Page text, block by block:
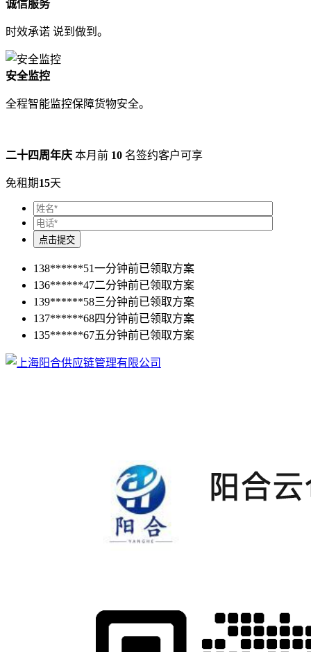
诚信服务
时效承诺 说到做到。
安全监控
全程智能监控保障货物安全。
二十四周年庆 本月前 10 名签约客户可享
免租期15天
138******51一分钟前已领取方案
136******47二分钟前已领取方案
139******58三分钟前已领取方案
137******68四分钟前已领取方案
135******67五分钟前已领取方案